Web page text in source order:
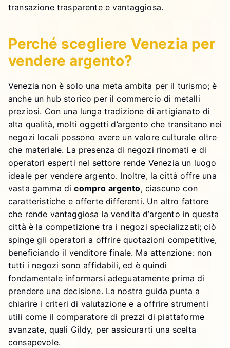
transazione trasparente e vantaggiosa.
Perché scegliere Venezia per
vendere argento?
Venezia non è solo una meta ambita per il turismo; è
anche un hub storico per il commercio di metalli
preziosi. Con una lunga tradizione di artigianato di
alta qualità, molti oggetti d’argento che transitano nei
negozi locali possono avere un valore culturale oltre
che materiale. La presenza di negozi rinomati e di
operatori esperti nel settore rende Venezia un luogo
ideale per vendere argento. Inoltre, la città offre una
vasta gamma dicompro argento, ciascuno con
caratteristiche e offerte differenti. Un altro fattore
che rende vantaggiosa la vendita d’argento in questa
città è la competizione tra i negozi specializzati; ciò
spinge gli operatori a offrire quotazioni competitive,
beneficiando il venditore finale. Ma attenzione: non
tutti i negozi sono affidabili, ed è quindi
fondamentale informarsi adeguatamente prima di
prendere una decisione. La nostra guida punta a
chiarire i criteri di valutazione e a offrire strumenti
utili come il comparatore di prezzi di piattaforme
avanzate, quali Gildy, per assicurarti una scelta
consapevole.